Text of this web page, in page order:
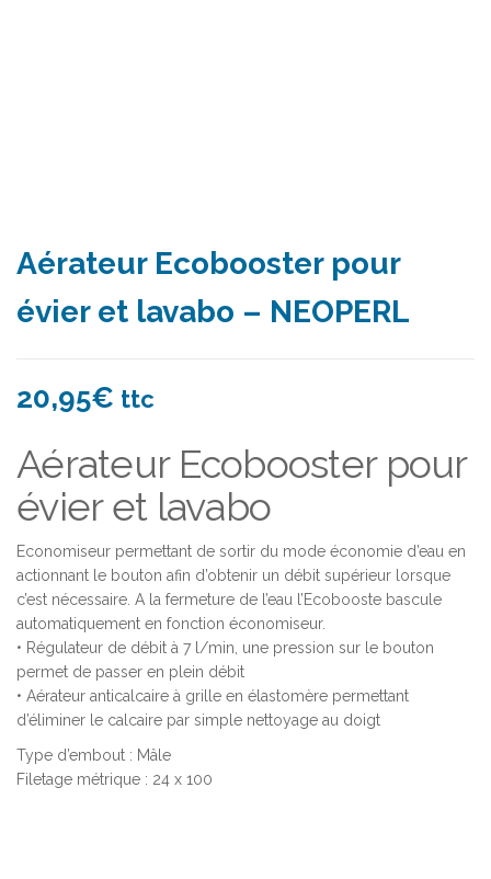
Aérateur Ecobooster pour
évier et lavabo – NEOPERL
20,95€ ttc
Aérateur Ecobooster pour
évier et lavabo
Economiseur permettant de sortir du mode économie d’eau en
actionnant le bouton afin d’obtenir un débit supérieur lorsque
c’est nécessaire. A la fermeture de l’eau l’Ecobooste bascule
automatiquement en fonction économiseur.
• Régulateur de débit à 7 l/min, une pression sur le bouton
permet de passer en plein débit
• Aérateur anticalcaire à grille en élastomère permettant
d’éliminer le calcaire par simple nettoyage au doigt
Type d’embout : Mâle
Filetage métrique : 24 x 100